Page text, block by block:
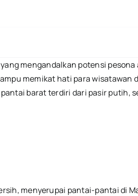
mengandalkan potensi pesona
memikat hati para wisatawan
barat terdiri dari pasir putih,
menyerupai pantai-pantai di